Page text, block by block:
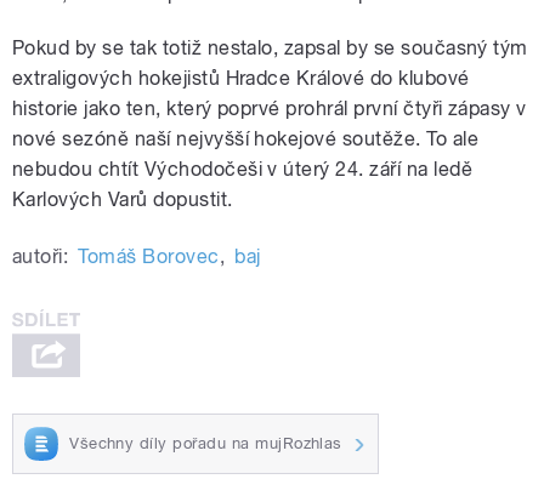
Pokud by se tak totiž nestalo, zapsal by se současný tým
extraligových hokejistů Hradce Králové do klubové
historie jako ten, který poprvé prohrál první čtyři zápasy v
nové sezóně naší nejvyšší hokejové soutěže. To ale
nebudou chtít Východočeši v úterý 24. září na ledě
Karlových Varů dopustit.
autoři: Tomáš Borovec, baj
Všechny díly pořadu na mujRozhlas